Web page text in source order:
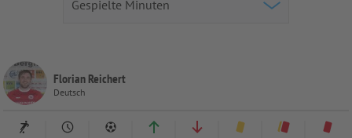
Florian Reichert
Deutsch